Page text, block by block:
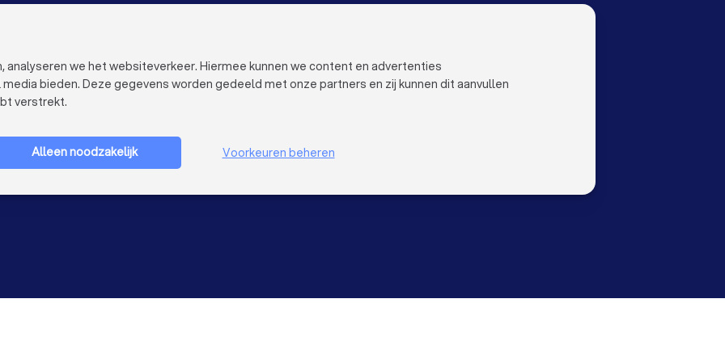
Trustoo Top Pro
Ervaringen
Blog
Werken bij Trustoo
Contact
Pers
Sitemap
analyseren we het websiteverkeer. Hiermee kunnen we content en advertenties
bieden. Deze gegevens worden gedeeld met onze partners en zij kunnen dit aanvullen
verstrekt.
Alleen noodzakelijk Voorkeuren beheren